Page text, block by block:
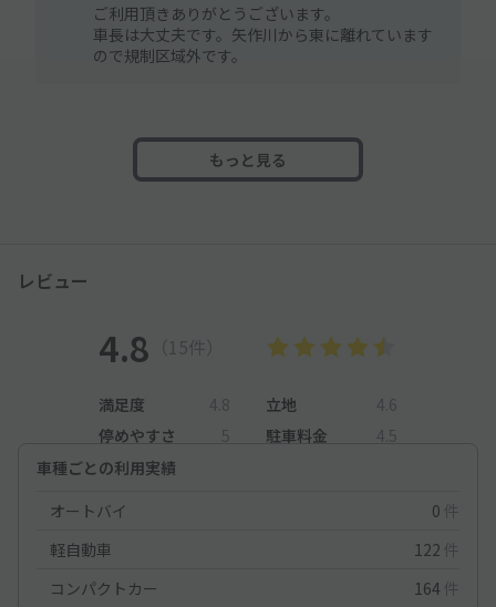
ご利用頂きありがとうございます。
車長は大丈夫です。矢作川から東に離れています
ので規制区域外です。
もっと見る
レビュー
4.8 （15件）
満足度 4.8 立地
4.6
停めやすさ
5 駐車料金
4.5
車種ごとの利用実績
オートバイ
0 件
軽自動車
122 件
コンパクトカー
164 件